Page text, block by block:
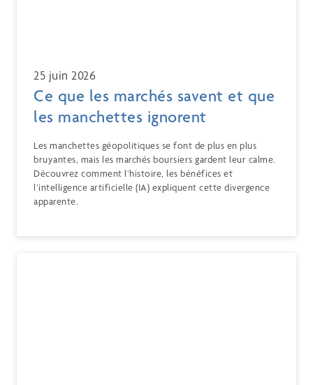
25 juin 2026
Ce que les marchés savent et que
les manchettes ignorent
Les manchettes géopolitiques se font de plus en plus
bruyantes, mais les marchés boursiers gardent leur calme.
Découvrez comment l’histoire, les bénéfices et
l’intelligence artificielle (IA) expliquent cette divergence
apparente.